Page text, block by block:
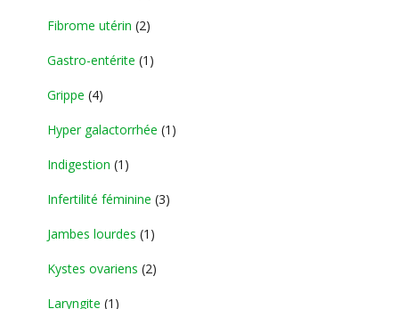
Fibrome utérin (2)
Gastro-entérite (1)
Grippe (4)
Hyper galactorrhée (1)
Indigestion (1)
Infertilité féminine (3)
Jambes lourdes (1)
Kystes ovariens (2)
Laryngite (1)